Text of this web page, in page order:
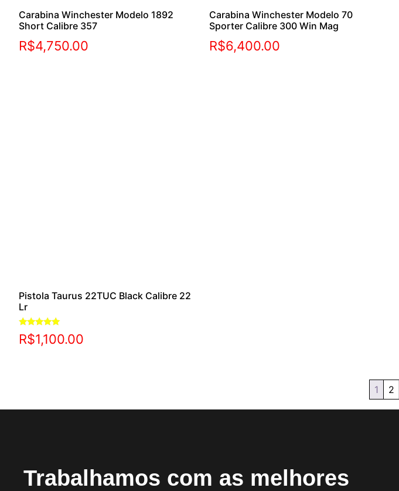
Carabina Winchester Modelo 1892
Short Calibre 357
R$4,750.00
Carabina Winchester Modelo 70
Sporter Calibre 300 Win Mag
R$6,400.00
Pistola Taurus 22TUC Black Calibre 22
Lr
Avaliação
5.00
R$1,100.00
1 2
Trabalhamos com as melhores